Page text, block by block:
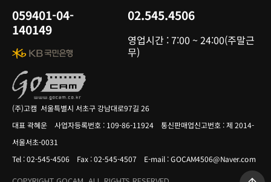
(주)고캠 서울특별시 서초구 강남대로97길 26
대표 곽혜운 사업자등록번호 : 109-86-11924 통신판매업신고번호 : 제 2014-
서울서초-0031
Tel : 02-545-4506 Fax : 02-545-4507 E-mail : GOCAM4506@Naver.com
059401-04-
140149
02.545.4506
영업시간 : 7:00 ~ 24:00(주말근
무)